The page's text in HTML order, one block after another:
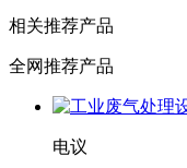
相关推荐产品
全网推荐产品
电议